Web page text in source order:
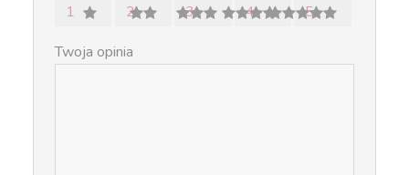
1
2 3 4
5
Twoja opinia